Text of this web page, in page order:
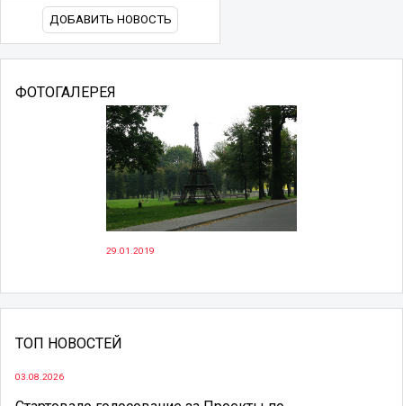
ДОБАВИТЬ НОВОСТЬ
ФОТОГАЛЕРЕЯ
29.01.2019
ТОП НОВОСТЕЙ
03.08.2026